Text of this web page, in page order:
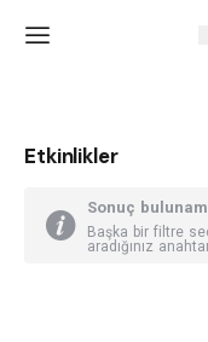
'
Etkinlikler
Sonuç
Başka bir filtre
aradığınız